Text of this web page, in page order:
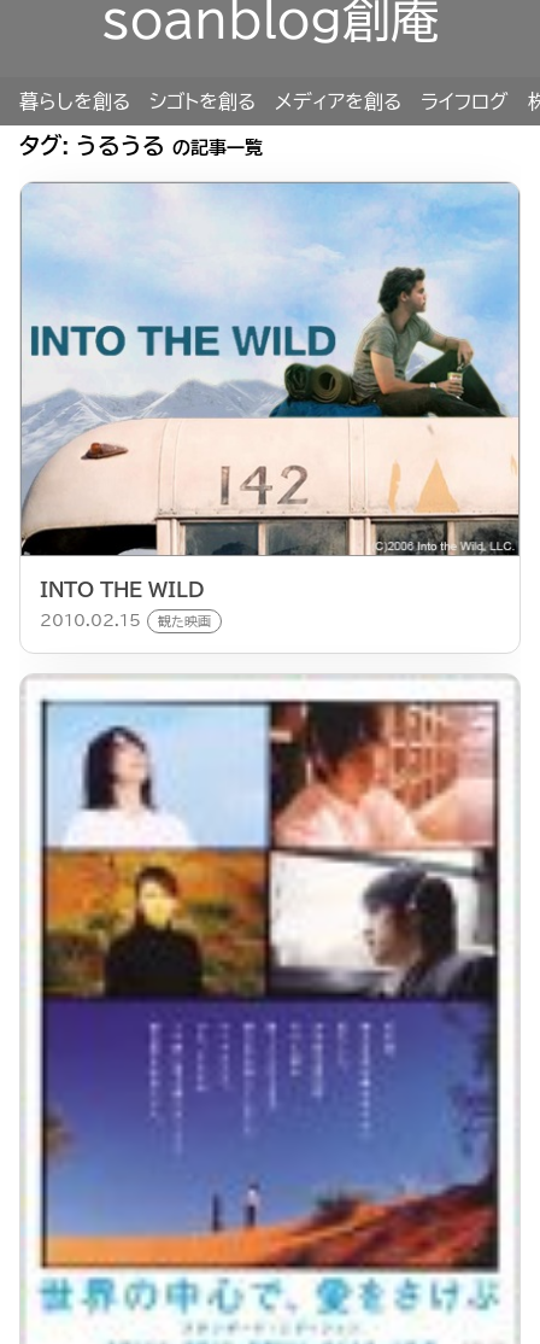
soanblog創庵
暮らしを創る シゴトを創る メディアを創る ライフログ
タグ: うるうる の記事一覧
INTO THE WILD
2010.02.15 観た映画